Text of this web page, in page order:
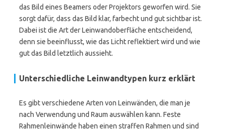
das Bild eines Beamers oder Projektors geworfen wird. Sie
sorgt dafür, dass das Bild klar, farbecht und gut sichtbar ist.
Dabei ist die Art der Leinwandoberfläche entscheidend,
denn sie beeinflusst, wie das Licht reflektiert wird und wie
gut das Bild letztlich aussieht.
Unterschiedliche Leinwandtypen kurz erklärt
Es gibt verschiedene Arten von Leinwänden, die man je
nach Verwendung und Raum auswählen kann. Feste
Rahmenleinwände haben einen straffen Rahmen und sind